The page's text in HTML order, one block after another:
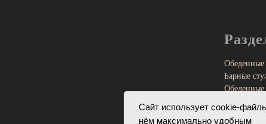
Сайт использует сооkіе-
нём максимально удобным
Обеденные
Барные
Обеденные
Контакты